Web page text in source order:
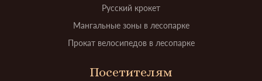
Русский крокет
Мангальные зоны в лесопарке
Прокат велосипедов в лесопарке
Посетителям